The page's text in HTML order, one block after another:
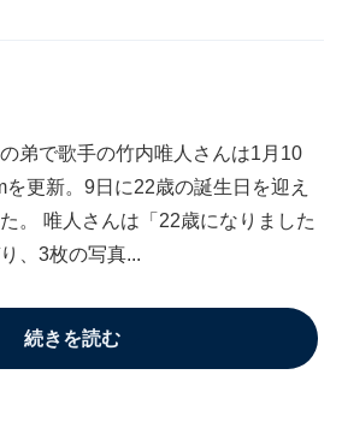
弟で歌手の竹内唯人さんは1月10
を更新。9日に22歳の誕生日を迎え
。 唯人さんは「22歳になりました
、3枚の写真...
続きを読む